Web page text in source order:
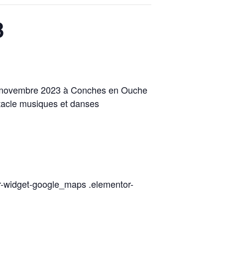
2023 à Conches en Ouche
musiques et danses
google_maps .elementor-